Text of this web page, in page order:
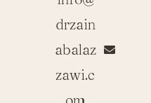
drzain
abalaz
zawi.c
om